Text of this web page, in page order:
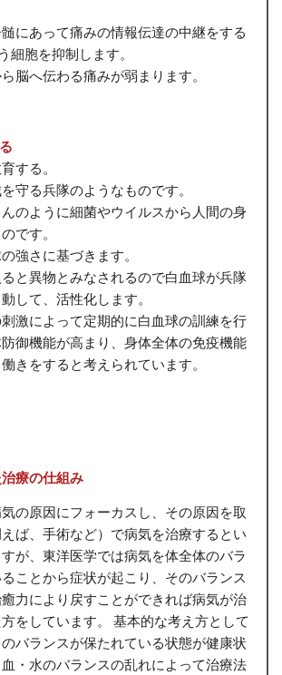
にあって痛みの情報伝達の中継をする
細胞を抑制します。
脳へ伝わる痛みが弱まります。
する。
守る兵隊のようなものです。
のように細菌やウイルスから人間の身
です。
強さに基づきます。
と異物とみなされるので白血球が兵隊
して、活性化します。
激によって定期的に白血球の訓練を行
御機能が高まり、身体全体の免疫機能
きをすると考えられています。
療の仕組み
の原因にフォーカスし、その原因を取
ば、手術など）で病気を治療するとい
が、東洋医学では病気を体全体のバラ
ことから症状が起こり、そのバランス
力により戻すことができれば病気が治
をしています。 基本的な考え方として
のバランスが保たれている状態が健康状
・水のバランスの乱れによって治療法